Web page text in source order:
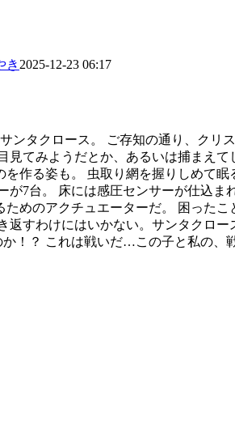
き 2025-12-23 06:17
ンタクロース。 ご存知の通り、ク
てみようだとか、あるいは捕まえ
作る姿も。 虫取り網を握りしめて
7台。 床には感圧センサーが仕込
めのアクチュエーターだ。 困った
すわけにはいかない。サンタクロ
！？ これは戦いだ…この子と私の